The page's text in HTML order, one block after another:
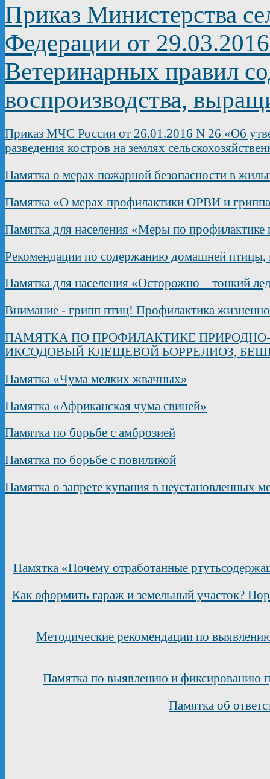
Приказ Министерства
Федерации от
Ветеринарных правил
воспроизводства,
Приказ МЧС России от 26.01.2016 N 26 «Об
разведения костров на землях
Памятка о мерах пожарной безопасности в
Памятка «О мерах профилактики ОРВИ и
Памятка для населения «Меры по профилактике
Рекомендации по содержанию домашней птицы,
Памятка для населения «Осторожно – тонкий
Внимание - грипп птиц! Профилактика
ПАМЯТКА ПО ПРОФИЛАКТИКЕ
ИКСОДОВЫЙ КЛЕЩЕВОЙ БОРРЕЛИОЗ,
Памятка «Чума мелких жвачных»
Памятка «Африканская чума свиней»
Памятка по борьбе с амброзией
Памятка по борьбе с повиликой
Памятка о запрете купания в неустановленных
Памятка «Почему отработанные
Как оформить гараж и земельный участок?
Методические рекомендации по
Памятка по выявлению и фиксированию
Памятка об